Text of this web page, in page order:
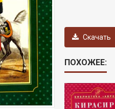
Скачать
ПОХОЖЕЕ: